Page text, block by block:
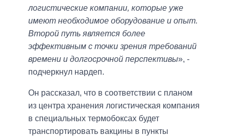
логистические компании, которые уже
имеют необходимое оборудование и опыт.
Второй путь является более
эффективным с точки зрения требований
времени и долгосрочной перспективы», -
подчеркнул нардеп.
Он рассказал, что в соответствии с планом
из центра хранения логистическая компания
в специальных термобоксах будет
транспортировать вакцины в пункты